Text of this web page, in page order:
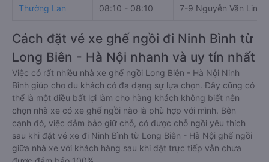
Thường Lan 08:10 - 08:10 7-9 Nguyễn Văn Linh
Cách đặt vé xe ghế ngồi đi Ninh Bình từ
Long Biên - Hà Nội nhanh và uy tín nhất
Việc có rất nhiều nhà xe ghế ngồi Long Biên - Hà Nội Ninh
Bình giúp cho du khách có đa dạng sự lựa chọn. Đây cũng có
thể là một điều bất lợi làm cho hàng khách không biết nên
chọn nhà xe có xe ghế ngồi nào là phù hợp với mình. Bên
cạnh đó, việc đảm bảo giữ chỗ, có được chỗ ngồi yêu thích
sau khi đặt vé xe đi Ninh Bình từ Long Biên - Hà Nội ghế ngồi
giữa nhà xe với khách hàng sau khi đặt trực tiếp vẫn chưa